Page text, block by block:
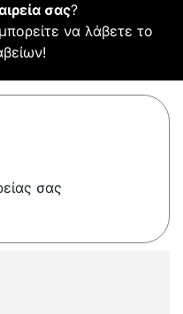
σας?
να λάβετε το
σας